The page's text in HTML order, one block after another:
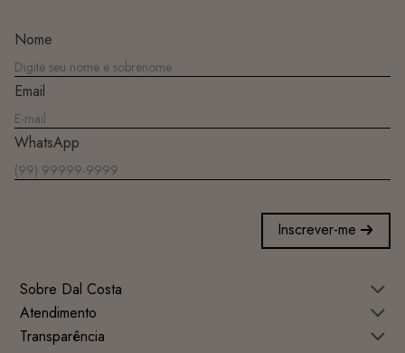
Nome
Email
WhatsApp
Inscrever-me
Sobre Dal Costa
Atendimento
Transparência